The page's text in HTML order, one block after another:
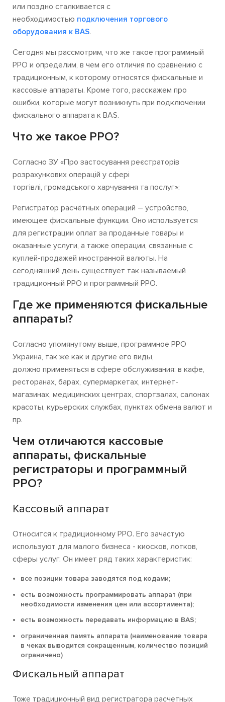
или поздно сталкивается с
необходимостью подключения торгового
оборудования к BAS.
Сегодня мы рассмотрим, что же такое программный
РРО и определим, в чем его отличия по сравнению с
традиционным, к которому относятся фискальные и
кассовые аппараты. Кроме того, расскажем про
ошибки, которые могут возникнуть при подключении
фискального аппарата к BAS.
Что же такое РРО?
Согласно ЗУ «Про застосування реєстраторів
розрахункових операцій у сфері
торгівлі, громадського харчування та послуг»:
Регистратор расчётных операций – устройство,
имеющее фискальные функции. Оно используется
для регистрации оплат за проданные товары и
оказанные услуги, а также операции, связанные с
куплей-продажей иностранной валюты. На
сегодняшний день существует так называемый
традиционный РРО и программный РРО.
Где же применяются фискальные
аппараты?
Согласно упомянутому выше, программное РРО
Украина, так же как и другие его виды,
должно применяться в сфере обслуживания: в кафе,
ресторанах, барах, супермаркетах, интернет-
магазинах, медицинских центрах, спортзалах, салонах
красоты, курьерских службах, пунктах обмена валют и
пр.
Чем отличаются кассовые
аппараты, фискальные
регистраторы и программный
РРО?
Кассовый аппарат
Относится к традиционному РРО. Его зачастую
используют для малого бизнеса - киосков, лотков,
сферы услуг. Он имеет ряд таких характеристик:
все позиции товара заводятся под кодами;
есть возможность программировать аппарат (при
необходимости изменения цен или ассортимента);
есть возможность передавать информацию в BAS;
ограниченная память аппарата (наименование товара
в чеках выводится сокращенным, количество позиций
ограничено)
Фискальный аппарат
Тоже традиционный вид регистратора расчетных